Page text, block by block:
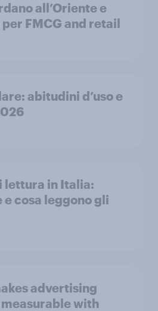
all’Oriente e
FMCG and retail
abitudini d’uso e
lettura in Italia:
e cosa leggono gli
advertising
with